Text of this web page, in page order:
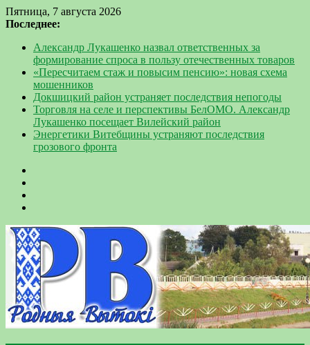
Пятница, 7 августа 2026
Последнее:
Александр Лукашенко назвал ответственных за
формирование спроса в пользу отечественных товаров
«Пересчитаем стаж и повысим пенсию»: новая схема
мошенников
Докшицкий район устраняет последствия непогоды
Торговля на селе и перспективы БелОМО. Александр
Лукашенко посещает Вилейский район
Энергетики Витебщины устраняют последствия
грозового фронта